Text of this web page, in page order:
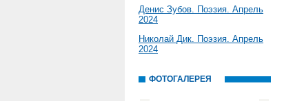
Денис Зубов. Поэзия. Апрель
2024
Николай Дик. Поэзия. Апрель
2024
ФОТОГАЛЕРЕЯ